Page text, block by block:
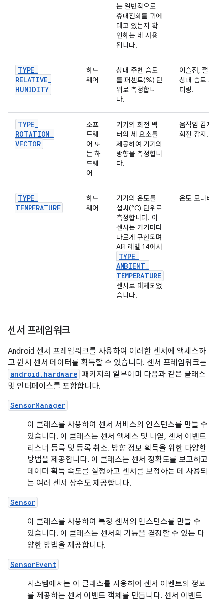
는 일반적으로
휴대전화를 귀에
대고 있는지 확
인하는 데 사용
됩니다.
TYPE_
RELATIVE_
HUMIDITY
하드
웨어
상대 주변 습도
를 퍼센트(%) 단
위로 측정합니
다.
이슬점, 절대
상대 습도 모
터링.
TYPE_
ROTATION_
VECTOR
소프
트웨
어 또
는 하
드웨
어
기기의 회전 벡
터의 세 요소를
제공하여 기기의
방향을 측정합니
다.
움직임 감지
회전 감지.
TYPE_
TEMPERATURE
하드
웨어
기기의 온도를
섭씨(°C) 단위로
측정합니다. 이
센서는 기기마다
다르게 구현되며
API 레벨 14에서
TYPE_
AMBIENT_
TEMPERATURE
센서로 대체되었
습니다.
온도 모니터
센서 프레임워크
Android 센서 프레임워크를 사용하여 이러한 센서에 액세스하
고 원시 센서 데이터를 획득할 수 있습니다. 센서 프레임워크는
android.hardware 패키지의 일부이며 다음과 같은 클래스
및 인터페이스를 포함합니다.
SensorManager
이 클래스를 사용하여 센서 서비스의 인스턴스를 만들 수
있습니다. 이 클래스는 센서 액세스 및 나열, 센서 이벤트
리스너 등록 및 등록 취소, 방향 정보 획득을 위한 다양한
방법을 제공합니다. 이 클래스는 센서 정확도를 보고하고
데이터 획득 속도를 설정하고 센서를 보정하는 데 사용되
는 여러 센서 상수도 제공합니다.
Sensor
이 클래스를 사용하여 특정 센서의 인스턴스를 만들 수
있습니다. 이 클래스는 센서의 기능을 결정할 수 있는 다
양한 방법을 제공합니다.
SensorEvent
시스템에서는 이 클래스를 사용하여 센서 이벤트의 정보
를 제공하는 센서 이벤트 객체를 만듭니다. 센서 이벤트